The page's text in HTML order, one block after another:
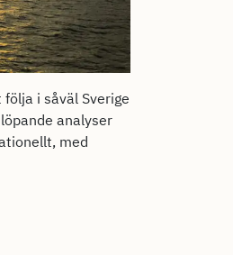
i såväl Sverige
analyser
med